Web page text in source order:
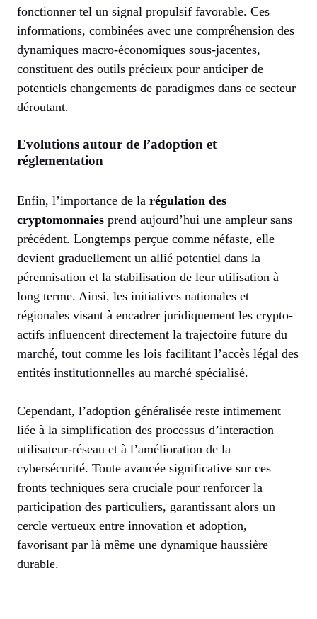
fonctionner tel un signal propulsif favorable. Ces
informations, combinées avec une compréhension des
dynamiques macro-économiques sous-jacentes,
constituent des outils précieux pour anticiper de
potentiels changements de paradigmes dans ce secteur
déroutant.
Evolutions autour de l’adoption et
réglementation
Enfin, l’importance de la régulation des
cryptomonnaies prend aujourd’hui une ampleur sans
précédent. Longtemps perçue comme néfaste, elle
devient graduellement un allié potentiel dans la
pérennisation et la stabilisation de leur utilisation à
long terme. Ainsi, les initiatives nationales et
régionales visant à encadrer juridiquement les crypto-
actifs influencent directement la trajectoire future du
marché, tout comme les lois facilitant l’accès légal des
entités institutionnelles au marché spécialisé.
Cependant, l’adoption généralisée reste intimement
liée à la simplification des processus d’interaction
utilisateur-réseau et à l’amélioration de la
cybersécurité. Toute avancée significative sur ces
fronts techniques sera cruciale pour renforcer la
participation des particuliers, garantissant alors un
cercle vertueux entre innovation et adoption,
favorisant par là même une dynamique haussière
durable.